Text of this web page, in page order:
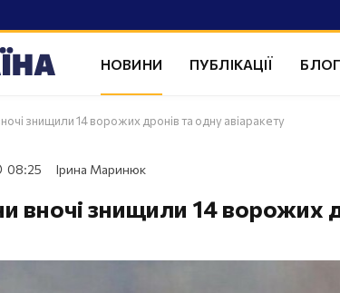
НОВИНИ ПУБЛІКАЦІЇ
знищили 14 ворожих дронів та одну авіаракету
08:25 Ірина Маринюк
вночі знищили 14 ворожих